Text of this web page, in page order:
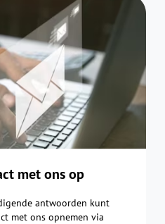
met ons op
antwoorden kunt
met ons opnemen via